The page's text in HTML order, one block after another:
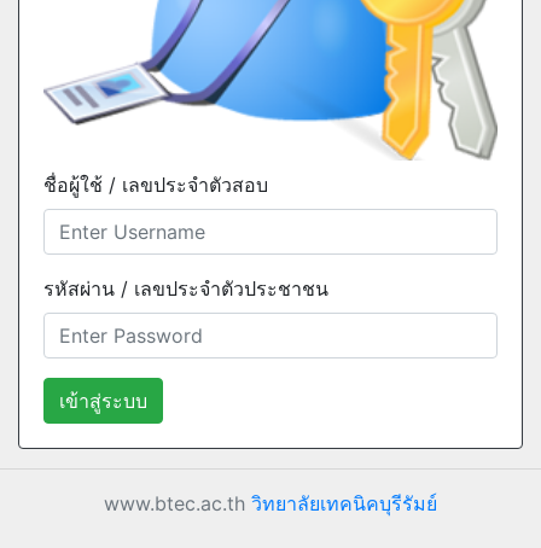
ชื่อผู้ใช้ / เลขประจำตัวสอบ
รหัสผ่าน / เลขประจำตัวประชาชน
เข้าสู่ระบบ
www.btec.ac.th วิทยาลัยเทคนิคบุรีรัมย์